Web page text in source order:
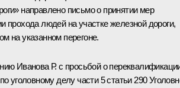
направлено письмо о принятии мер
прохода людей на участке железной дороги,
на указанном перегоне.
Иванова Р. с просьбой о
уголовному делу части 5 статьи 290